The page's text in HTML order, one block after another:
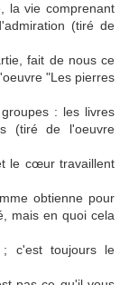
la vie comprenant
(tiré de
fait de nous ce
"Les pierres
: les livres
(tiré de l'oeuvre
le cœur travaillent
obtienne pour
mais en quoi cela
c'est toujours le